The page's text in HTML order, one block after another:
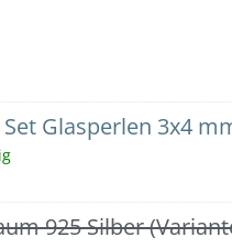
Glasperlen 3x4
925 Silber